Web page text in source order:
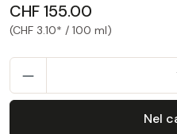
CHF 155.00
(CHF 3.10* / 100 ml)
Nel